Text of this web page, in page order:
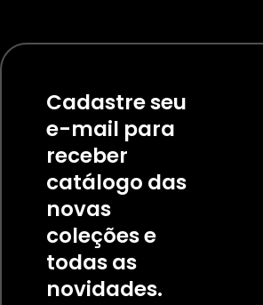
Cadastre seu
e-mail para
receber
catálogo das
novas
coleções e
todas as
novidades.